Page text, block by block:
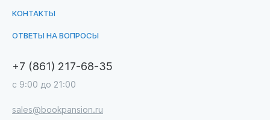
КОНТАКТЫ
ОТВЕТЫ НА ВОПРОСЫ
+7 (861) 217-68-35
с 9:00 до 21:00
sales@bookpansion.ru